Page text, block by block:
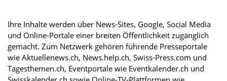
Ihre Inhalte werden über News-Sites, Google, Social Media
und Online-Portale einer breiten Öffentlichkeit zugänglich
gemacht. Zum Netzwerk gehören führende Presseportale
wie Aktuellenews.ch, News.help.ch, Swiss-Press.com und
Tagesthemen.ch, Eventportale wie Eventkalender.ch und